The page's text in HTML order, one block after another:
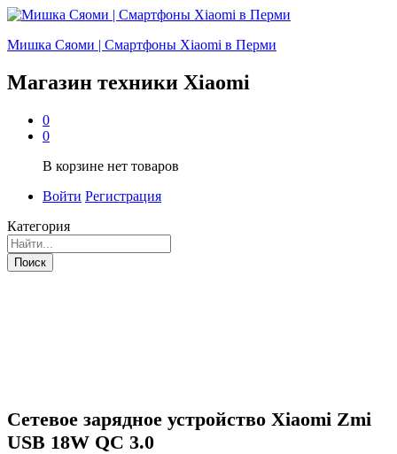
Мишка Сяоми | Смартфоны Xiaomi в Перми
Магазин техники Xiaomi
0
0
В корзине нет товаров
Войти Регистрация
Категория
Поиск
Сетевое зарядное устройство Xiaomi Zmi
USB 18W QC 3.0